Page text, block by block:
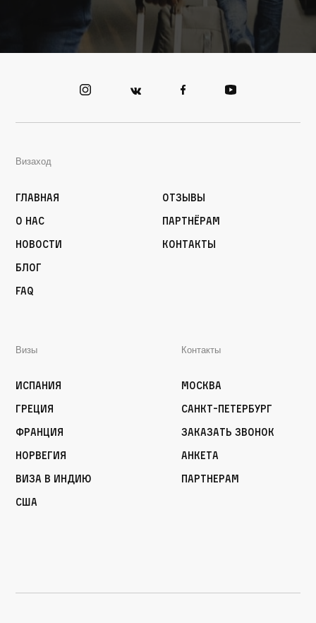
Визаход
Главная
О нас
Новости
Блог
FAQ
Отзывы
Партнёрам
Контакты
Визы
Испания
Греция
Франция
Норвегия
Виза в Индию
США
Контакты
Москва
Санкт-Петербург
Заказать звонок
Анкета
Партнерам